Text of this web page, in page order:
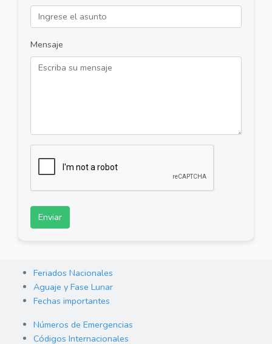
Mensaje
Enviar
Feriados Nacionales
Aguaje y Fase Lunar
Fechas importantes
Números de Emergencias
Códigos Internacionales